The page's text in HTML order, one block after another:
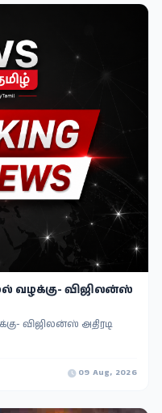
வழக்கு- விஜிலன்ஸ்
விஜிலன்ஸ் அதிரடி
09 Aug, 2026